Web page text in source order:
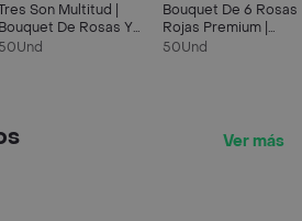
Son Multitud |
Bouquet De Rosas Y
Girasoles. Flores
50Und
Bouquet De 6 Rosas
Rojas Premium |
Severa Tentación
50Und
Ver más